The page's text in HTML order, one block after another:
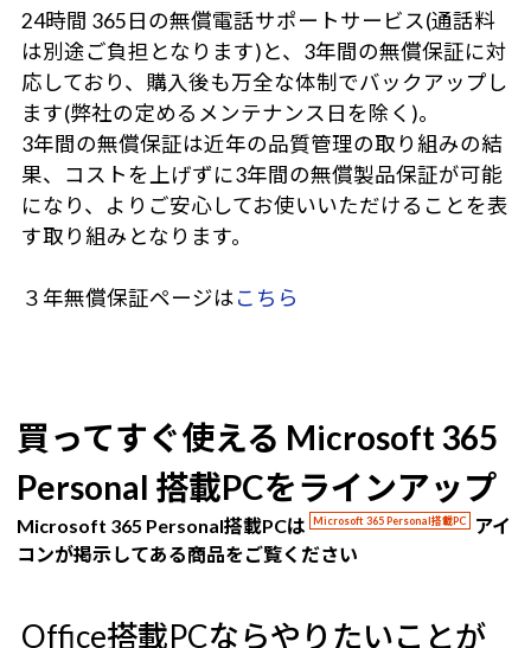
24時間 365日の無償電話サポートサービス(通話料
は別途ご負担となります)と、3年間の無償保証に対
応しており、購入後も万全な体制でバックアップし
ます(弊社の定めるメンテナンス日を除く)。
3年間の無償保証は近年の品質管理の取り組みの結
果、コストを上げずに3年間の無償製品保証が可能
になり、よりご安心してお使いいただけることを表
す取り組みとなります。
３年無償保証ページはこちら
買ってすぐ使える Microsoft 365
Personal 搭載PCをラインアップ
Microsoft 365 Personal搭載PCは Microsoft 365 Personal搭載PC
アイ
コンが掲示してある商品をご覧ください
Office搭載PCならやりたいことが